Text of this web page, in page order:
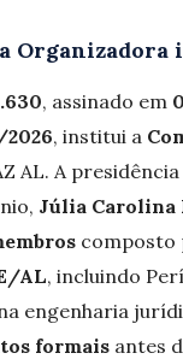
Organizadora
, assinado em
, institui a
AL. A
Júlia Carolina
composto
AL, incluindo
engenharia
formais antes